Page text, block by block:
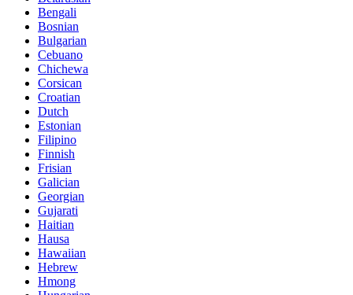
Bengali
Bosnian
Bulgarian
Cebuano
Chichewa
Corsican
Croatian
Dutch
Estonian
Filipino
Finnish
Frisian
Galician
Georgian
Gujarati
Haitian
Hausa
Hawaiian
Hebrew
Hmong